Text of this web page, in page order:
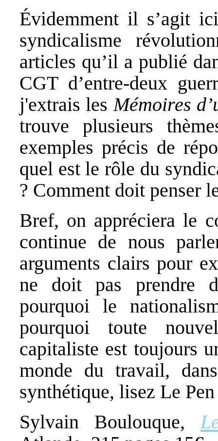
Évidemment il s’agit
syndicalisme
articles qu’il a publié
CGT d’entre-deux
j'extrais les Mémoires
trouve plusieurs
exemples précis de
quel est le rôle du
? Comment doit penser
Bref, on appréciera le
continue de nous
arguments clairs pour
ne doit pas prendre
pourquoi le
pourquoi toute
capitaliste est toujours
monde du travail,
synthétique, lisez Le
Sylvain Boulouque,